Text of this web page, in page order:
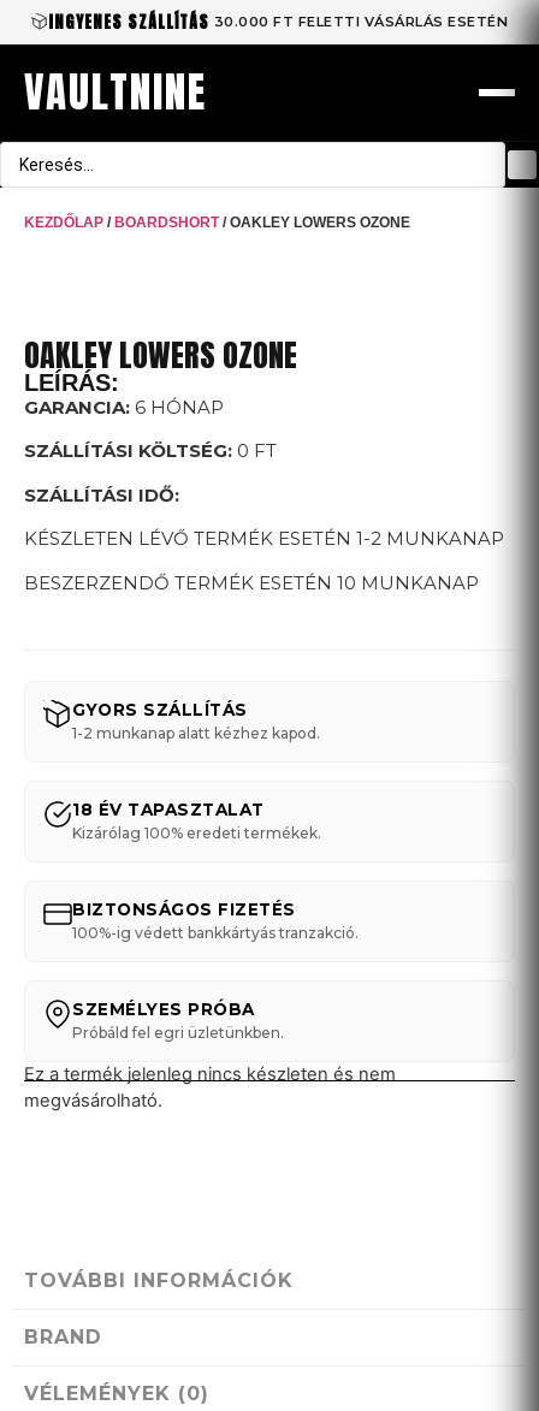
INGYENES SZÁLLÍTÁS 30.000 FT FELETTI VÁSÁRLÁS ESETÉN
VAULTNINE
KEZDŐLAP / BOARDSHORT/ OAKLEY LOWERS OZONE
OAKLEY LOWERS OZONE
LEÍRÁS:
GARANCIA: 6 HÓNAP
SZÁLLÍTÁSI KÖLTSÉG: 0 FT
SZÁLLÍTÁSI IDŐ:
KÉSZLETEN LÉVŐ TERMÉK ESETÉN 1-2 MUNKANAP
BESZERZENDŐ TERMÉK ESETÉN 10 MUNKANAP
GYORS SZÁLLÍTÁS
1-2 munkanap alatt kézhez kapod.
18 ÉV TAPASZTALAT
Kizárólag 100% eredeti termékek.
BIZTONSÁGOS FIZETÉS
100%-ig védett bankkártyás tranzakció.
SZEMÉLYES PRÓBA
Próbáld fel egri üzletünkben.
Ez a termék jelenleg nincs készleten és nem
megvásárolható.
TOVÁBBI INFORMÁCIÓK
BRAND
VÉLEMÉNYEK (0)